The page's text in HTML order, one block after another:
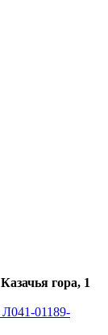
гора, 1
01189-